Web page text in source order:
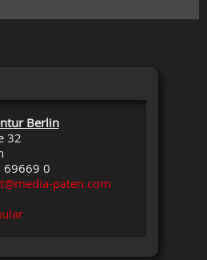
Berlin
32
69669 0
paten.com